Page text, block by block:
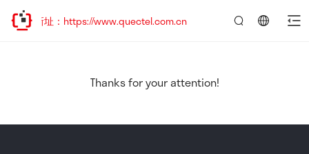
迎访问新址：https://www.quectel.com.cn
Thanks for your attention!